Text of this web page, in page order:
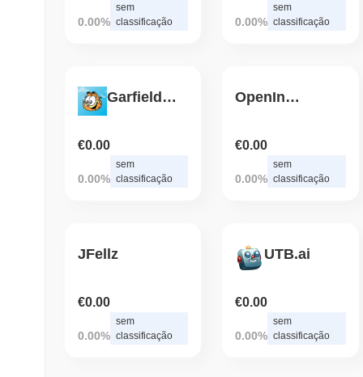
0.00%
sem
classificação
0.00%
sem
classificação
Garfield (BSC)
€0.00
0.00%
sem
classificação
OpenIndexAI
€0.00
0.00%
sem
classificação
JFellz
€0.00
0.00%
sem
classificação
UTB.ai
€0.00
0.00%
sem
classificação